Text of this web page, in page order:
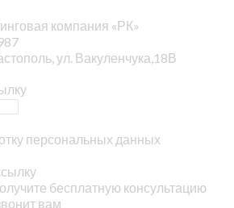
компания «РК»
ул. Вакуленчука,18В
персональных данных
бесплатную консультацию
вам